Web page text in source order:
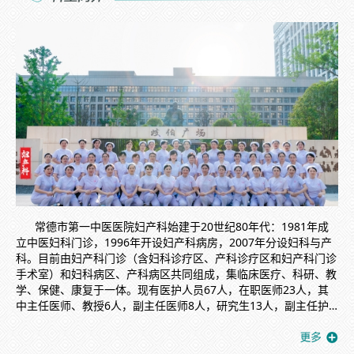
常德市第一中医医院妇产科始建于20世纪80年代：1981年成
立中医妇科门诊，1996年开设妇产科病房，2007年分设妇科与产
科。目前由妇产科门诊（含妇科诊疗区、产科诊疗区和妇产科门诊
手术室）和妇科病区、产科病区共同组成，集临床医疗、科研、教
学、保健、康复于一体。现有医护人员67人，在职医师23人，其
中主任医师、教授6人，副主任医师8人，研究生13人，副主任护
可在一个区域完成，产检流程畅通，服务周到细致。产科内设孕妇